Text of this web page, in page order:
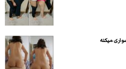
میکنه